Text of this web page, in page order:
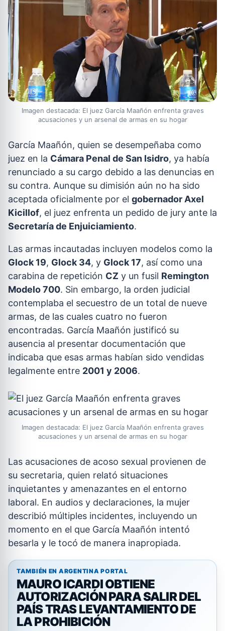
Imagen destacada: El juez García Maañón enfrenta graves
acusaciones y un arsenal de armas en su hogar
García Maañón, quien se desempeñaba como
juez en la Cámara Penal de San Isidro, ya había
renunciado a su cargo debido a las denuncias en
su contra. Aunque su dimisión aún no ha sido
aceptada oficialmente por el gobernador Axel
Kicillof, el juez enfrenta un pedido de jury ante la
Secretaría de Enjuiciamiento.
Las armas incautadas incluyen modelos como la
Glock 19, Glock 34, y Glock 17, así como una
carabina de repetición CZ y un fusil Remington
Modelo 700. Sin embargo, la orden judicial
contemplaba el secuestro de un total de nueve
armas, de las cuales cuatro no fueron
encontradas. García Maañón justificó su
ausencia al presentar documentación que
indicaba que esas armas habían sido vendidas
legalmente entre 2001 y 2006.
Imagen destacada: El juez García Maañón enfrenta graves
acusaciones y un arsenal de armas en su hogar
Las acusaciones de acoso sexual provienen de
su secretaria, quien relató situaciones
inquietantes y amenazantes en el entorno
laboral. En audios y declaraciones, la mujer
describió múltiples incidentes, incluyendo un
momento en el que García Maañón intentó
besarla y le tocó de manera inapropiada.
TAMBIÉN EN ARGENTINA PORTAL
MAURO ICARDI OBTIENE
AUTORIZACIÓN PARA SALIR DEL
PAÍS TRAS LEVANTAMIENTO DE
LA PROHIBICIÓN